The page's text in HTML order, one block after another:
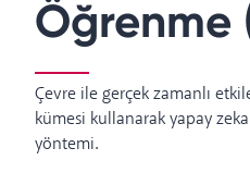
Öğrenme
Çevre ile gerçek zamanlı
kümesi kullanarak yapay
yöntemi.